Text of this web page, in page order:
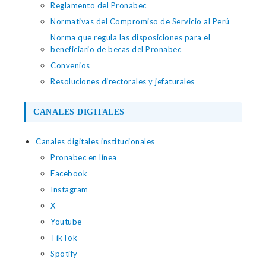
Reglamento del Pronabec
Normativas del Compromiso de Servicio al Perú
Norma que regula las disposiciones para el
beneficiario de becas del Pronabec
Convenios
Resoluciones directorales y jefaturales
CANALES DIGITALES
Canales digitales institucionales
Pronabec en línea
Facebook
Instagram
X
Youtube
TikTok
Spotify